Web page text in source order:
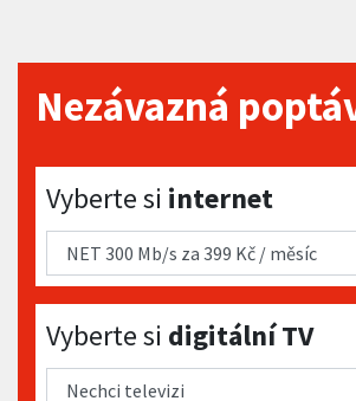
Nezávazná
Vyberte si internet
Vyberte si internet
Vyberte si digitální TV
Vyberte si digitální TV